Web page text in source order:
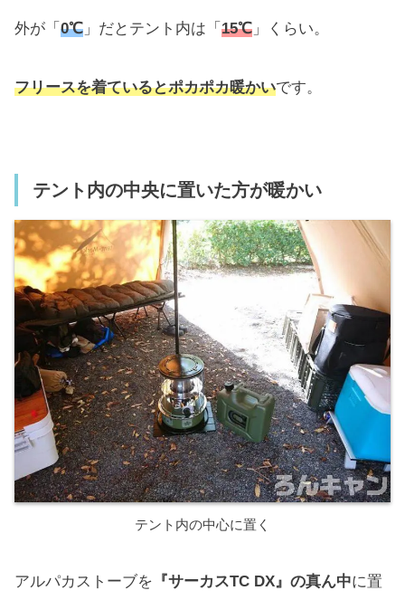
外が「 0℃ 」だとテント内は「 15℃ 」くらい。
フリースを着ているとポカポカ暖かいです。
テント内の中央に置いた方が暖かい
テント内の中心に置く
アルパカストーブを 『サーカスTC DX』の真ん中に置